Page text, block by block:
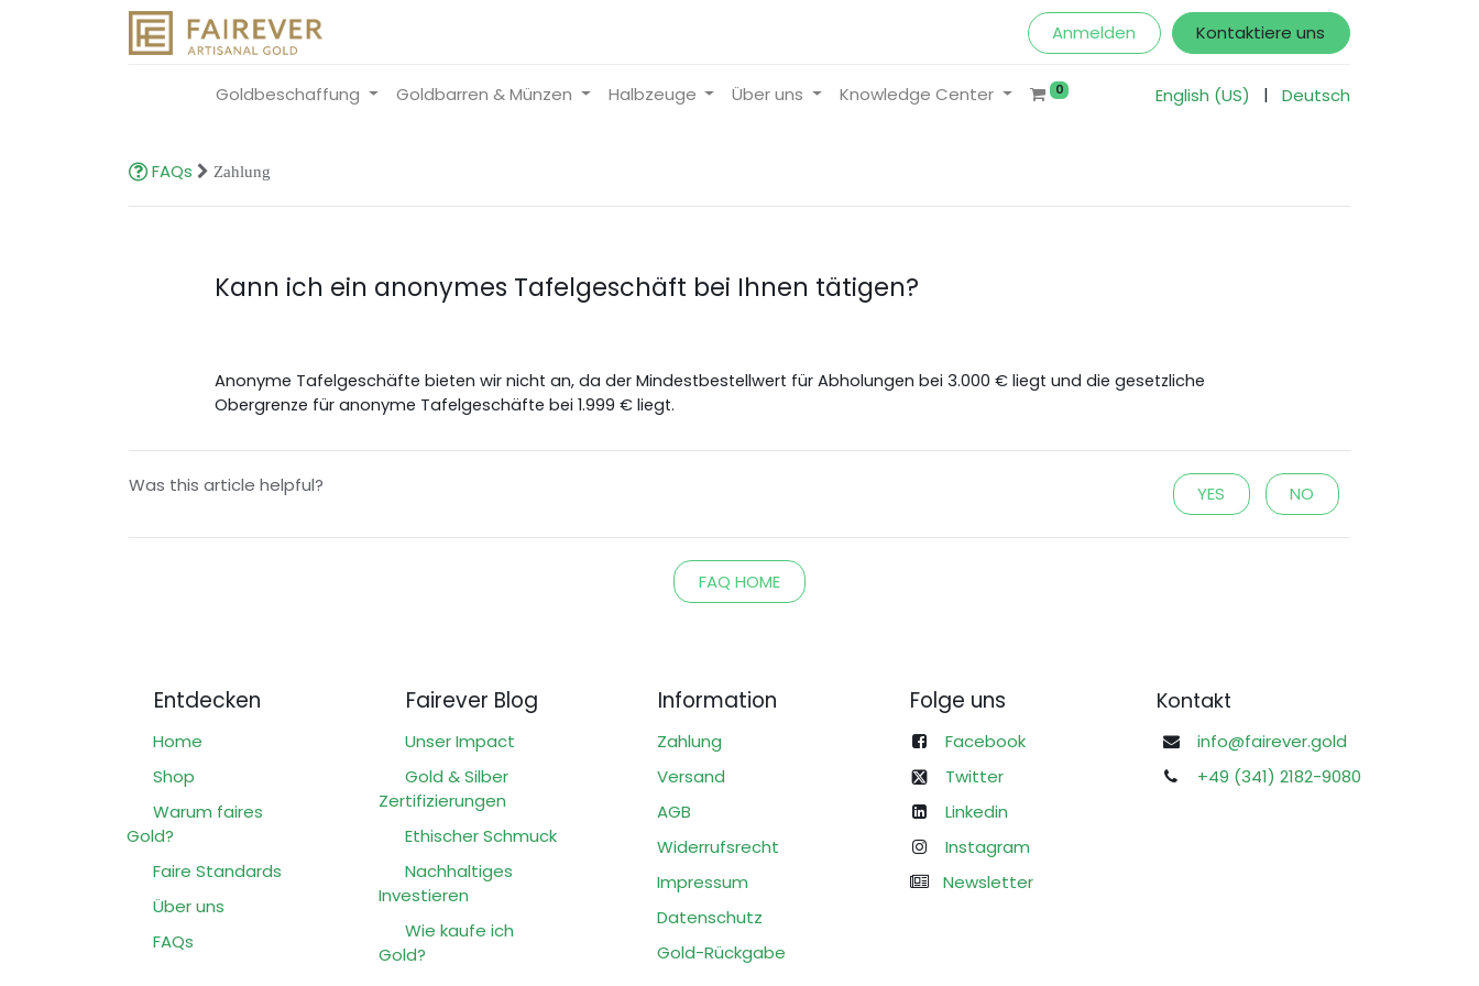
Anmelden Kontaktiere uns
Goldbeschaffung Goldbarren & Münzen Halbzeuge Über uns Knowledge Center 0 English (US) | Deutsch
FAQs Zahlung
Kann ich ein anonymes Tafelgeschäft bei Ihnen tätigen?
Anonyme Tafelgeschäfte bieten wir nicht an, da der Mindestbestellwert für Abholungen bei 3.000 € liegt und die gesetzliche
Obergrenze für anonyme Tafelgeschäfte bei 1.999 € liegt.
Was this article helpful? YES NO
FAQ HOME
Entdecken
Home
Shop
Warum faires
Gold?
Faire Standards
Über uns
FAQs
Fairever Blog
Unser Impact
Gold & Silber
Zertifizierungen
Ethischer Schmuck
Nachhaltiges
Investieren
Wie kaufe ich
Gold?
Information
Zahlung
Versand
AGB
Widerrufsrecht
Impressum
Datenschutz
Gold-Rückgabe
Folge uns
Facebook
Twitter
Linkedin
Instagram
Newsletter
Kontakt
info@fairever.gold
+49 (341) 2182-9080